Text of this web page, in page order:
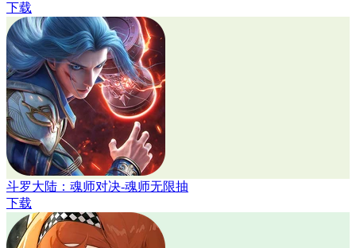
下载
斗罗大陆：魂师对决-魂师无限抽
下载